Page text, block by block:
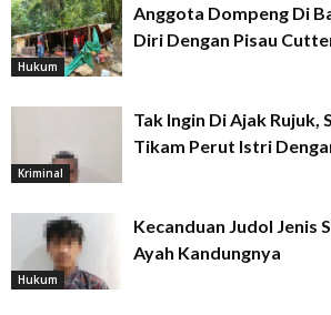
Hukum
Anggota Dompeng Di
Diri Dengan Pisau
Kriminal
Tak Ingin Di Ajak Rujuk,
Tikam Perut Istri
Hukum
Kecanduan Judol Jenis
Ayah Kandungnya